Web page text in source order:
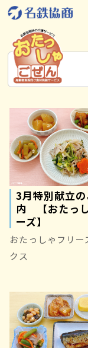
3月特別献立
内 【おたっ
ーズ】
おたっしゃフリー
クス